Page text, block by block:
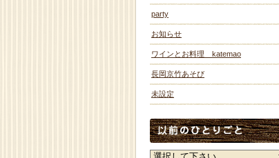
party
お知らせ
ワインとお料理 katemao
長岡京竹あそび
未設定